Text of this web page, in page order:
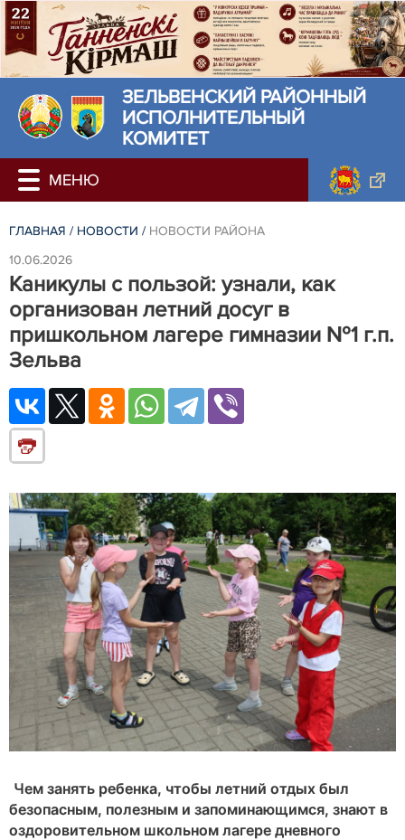
ЗЕЛЬВЕНСКИЙ РАЙОННЫЙ
ИСПОЛНИТЕЛЬНЫЙ
КОМИТЕТ
ГЛАВНАЯ / НОВОСТИ / НОВОСТИ РАЙОНА
10.06.2026
Каникулы с пользой: узнали, как
организован летний досуг в
пришкольном лагере гимназии №1 г.п.
Зельва
Чем занять ребенка, чтобы летний отдых был
безопасным, полезным и запоминающимся, знают в
оздоровительном школьном лагере дневного